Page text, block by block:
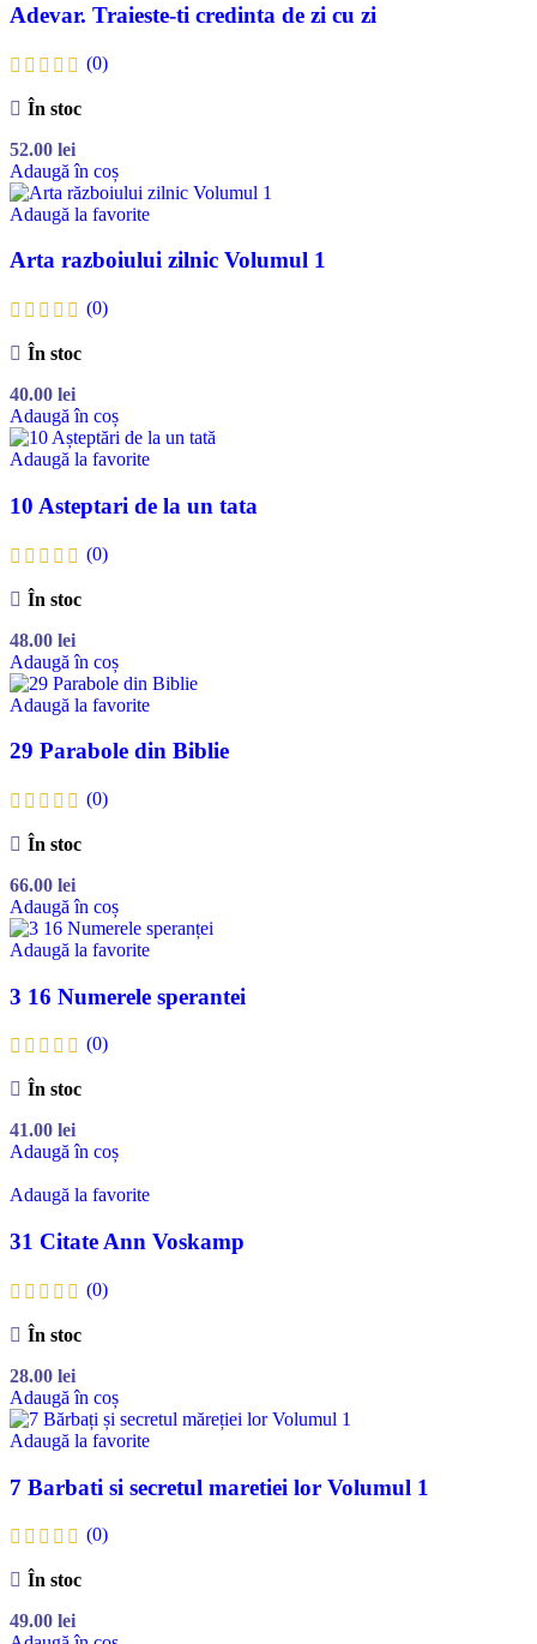
Adevar. Traieste-ti credinta de zi cu zi
(0)
În stoc
52.00 lei
Adaugă în coș
Adaugă la favorite
Arta razboiului zilnic Volumul 1
(0)
În stoc
40.00 lei
Adaugă în coș
Adaugă la favorite
10 Asteptari de la un tata
(0)
În stoc
48.00 lei
Adaugă în coș
Adaugă la favorite
29 Parabole din Biblie
(0)
În stoc
66.00 lei
Adaugă în coș
Adaugă la favorite
3 16 Numerele sperantei
(0)
În stoc
41.00 lei
Adaugă în coș
Adaugă la favorite
31 Citate Ann Voskamp
(0)
În stoc
28.00 lei
Adaugă în coș
Adaugă la favorite
7 Barbati si secretul maretiei lor Volumul 1
(0)
În stoc
49.00 lei